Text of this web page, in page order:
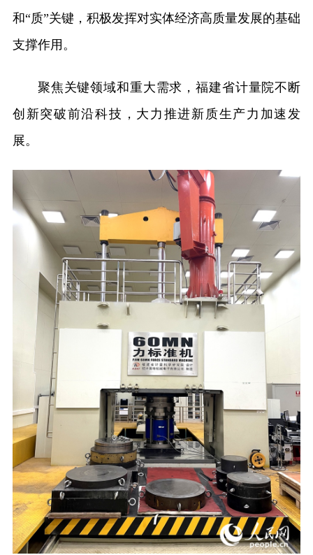
和“质”关键，积极发挥对实体经济高质量发展的基础
支撑作用。
聚焦关键领域和重大需求，福建省计量院不断
创新突破前沿科技，大力推进新质生产力加速发
展。